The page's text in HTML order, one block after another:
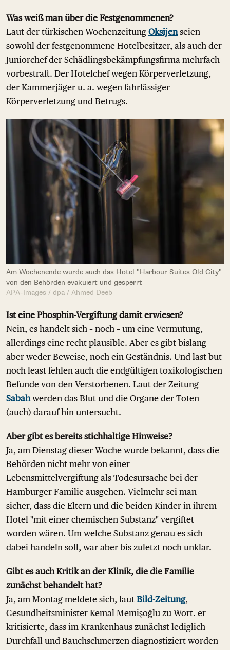
Was weiß man über die Festgenommenen?
Laut der türkischen Wochenzeitung Oksijenseien
sowohl der festgenommene Hotelbesitzer, als auch der
Juniorchef der Schädlingsbekämpfungsfirma mehrfach
vorbestraft. Der Hotelchef wegen Körperverletzung,
der Kammerjäger u. a. wegen fahrlässiger
Körperverletzung und Betrugs.
Am Wochenende wurde auch das Hotel "Harbour Suites Old City"
von den Behörden evakuiert und gesperrt
APA-Images / dpa / Ahmed Deeb
Ist eine Phosphin-Vergiftung damit erwiesen?
Nein, es handelt sich – noch – um eine Vermutung,
allerdings eine recht plausible. Aber es gibt bislang
aber weder Beweise, noch ein Geständnis. Und last but
noch least fehlen auch die endgültigen toxikologischen
Befunde von den Verstorbenen. Laut der Zeitung
Sabahwerden das Blut und die Organe der Toten
(auch) darauf hin untersucht.
Aber gibt es bereits stichhaltige Hinweise?
Ja, am Dienstag dieser Woche wurde bekannt, dass die
Behörden nicht mehr von einer
Lebensmittelvergiftung als Todesursache bei der
Hamburger Familie ausgehen. Vielmehr sei man
sicher, dass die Eltern und die beiden Kinder in ihrem
Hotel "mit einer chemischen Substanz" vergiftet
worden wären. Um welche Substanz genau es sich
dabei handeln soll, war aber bis zuletzt noch unklar.
Gibt es auch Kritik an der Klinik, die die Familie
zunächst behandelt hat?
Ja, am Montag meldete sich, laut Bild-Zeitung,
Gesundheitsminister Kemal Memişoğlu zu Wort. er
kritisierte, dass im Krankenhaus zunächst lediglich
Durchfall und Bauchschmerzen diagnostiziert worden